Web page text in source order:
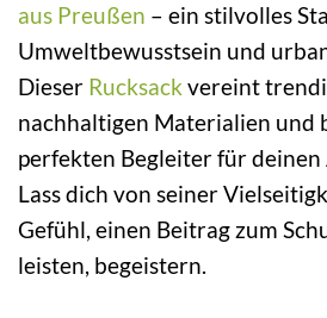
aus Preußen – ein stilvolles
Umweltbewusstsein und
Dieser Rucksack vereint
nachhaltigen Materialien und
perfekten Begleiter für
Lass dich von seiner
Gefühl, einen Beitrag zum
leisten, begeistern.